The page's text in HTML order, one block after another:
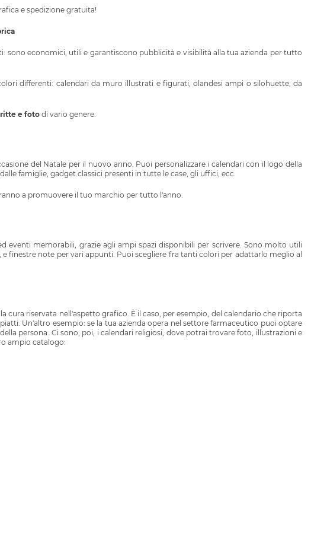
e spedizione gratuita!
sono economici, utili e garantiscono pubblicità e visibilità alla tua azienda per tutto
differenti: calendari da muro illustrati e figurati, olandesi ampi o silohuette, da
e foto di vario genere.
del Natale per il nuovo anno. Puoi personalizzare i calendari con il logo della
famiglie, gadget classici presenti in tutte le case, gli uffici, ecc.
a promuovere il tuo marchio per tutto l'anno.
eventi memorabili, grazie agli ampi spazi disponibili per scrivere. Sono molto utili
finestre note per vari appunti. Puoi scegliere fra tanti colori per adattarlo meglio al
cura riservata nell'aspetto grafico. È il caso, per esempio, del calendario che riporta
Un'altro esempio: se la tua azienda opera nel settore farmaceutico puoi optare
persona. Ci sono, poi, i calendari religiosi, dove potrai trovare foto, illustrazioni e
ampio catalogo: